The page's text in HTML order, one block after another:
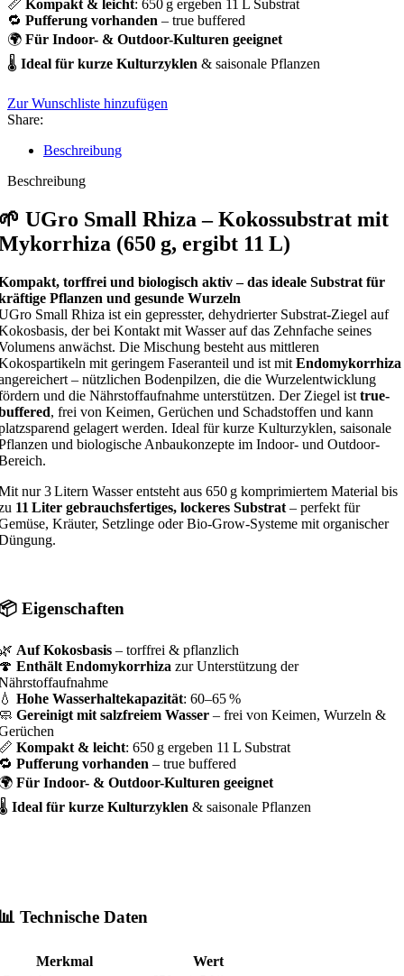
📏 Kompakt & leicht: 650 g ergeben 11 L Substrat
🔁 Pufferung vorhanden – true buffered
🌍 Für Indoor- & Outdoor-Kulturen geeignet
🌡️ Ideal für kurze Kulturzyklen & saisonale Pflanzen
Zur Wunschliste hinzufügen
Share:
Beschreibung
Beschreibung
UGro Small Rhiza – Kokossubstrat mit
(650 g, ergibt 11 L)
torffrei und biologisch aktiv – das ideale Substrat für
Pflanzen und gesunde Wurzeln
Small Rhiza ist ein gepresster, dehydrierter Substrat-Ziegel auf
der bei Kontakt mit Wasser auf das Zehnfache seines
anwächst. Die Mischung besteht aus mittleren
mit geringem Faseranteil und ist mit Endomykorrhiza
– nützlichen Bodenpilzen, die die Wurzelentwicklung
und die Nährstoffaufnahme unterstützen. Der Ziegel ist true-
, frei von Keimen, Gerüchen und Schadstoffen und kann
gelagert werden. Ideal für kurze Kulturzyklen, saisonale
und biologische Anbaukonzepte im Indoor- und Outdoor-
nur 3 Litern Wasser entsteht aus 650 g komprimiertem Material bis
11 Liter gebrauchsfertiges, lockeres Substrat – perfekt für
Kräuter, Setzlinge oder Bio-Grow-Systeme mit organischer
Eigenschaften
Auf Kokosbasis – torffrei & pflanzlich
Enthält Endomykorrhiza zur Unterstützung der
Hohe Wasserhaltekapazität: 60–65 %
Gereinigt mit salzfreiem Wasser – frei von Keimen, Wurzeln &
Kompakt & leicht: 650 g ergeben 11 L Substrat
Pufferung vorhanden – true buffered
Für Indoor- & Outdoor-Kulturen geeignet
Ideal für kurze Kulturzyklen & saisonale Pflanzen
Technische Daten
Merkmal
Wert